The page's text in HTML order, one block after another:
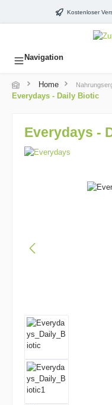
springen Kostenloser
Navigation
Home
Everydays - Daily Biotic
Everydays -